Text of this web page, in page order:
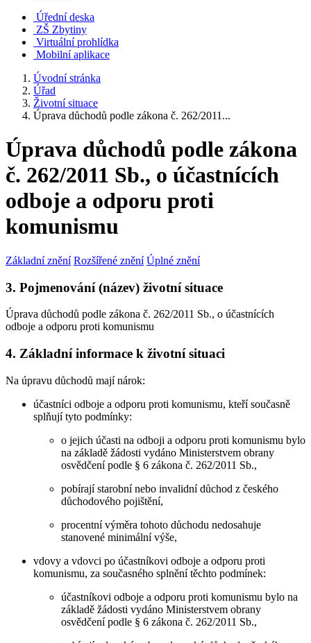
Úřední deska
ZŠ Zbytiny
Virtuální prohlídka
Mobilní aplikace
Úvodní stránka
Úřad
Životní situace
Úprava důchodů podle zákona č. 262/2011...
Úprava důchodů podle zákona
č. 262/2011 Sb., o účastnících
odboje a odporu proti
komunismu
Základní znění Rozšířené znění Úplné znění
3. Pojmenování (název) životní situace
Úprava důchodů podle zákona č. 262/2011 Sb., o účastnících
odboje a odporu proti komunismu
4. Základní informace k životní situaci
Na úpravu důchodů mají nárok:
účastníci odboje a odporu proti komunismu, kteří současně
splňují tyto podmínky:
o jejich účasti na odboji a odporu proti komunismu bylo
na základě žádosti vydáno Ministerstvem obrany
osvědčení podle § 6 zákona č. 262/2011 Sb.,
pobírají starobní nebo invalidní důchod z českého
důchodového pojištění,
procentní výměra tohoto důchodu nedosahuje
stanovené minimální výše,
vdovy a vdovci po účastníkovi odboje a odporu proti
komunismu, za současného splnění těchto podmínek:
účastníkovi odboje a odporu proti komunismu bylo na
základě žádosti vydáno Ministerstvem obrany
osvědčení podle § 6 zákona č. 262/2011 Sb.,